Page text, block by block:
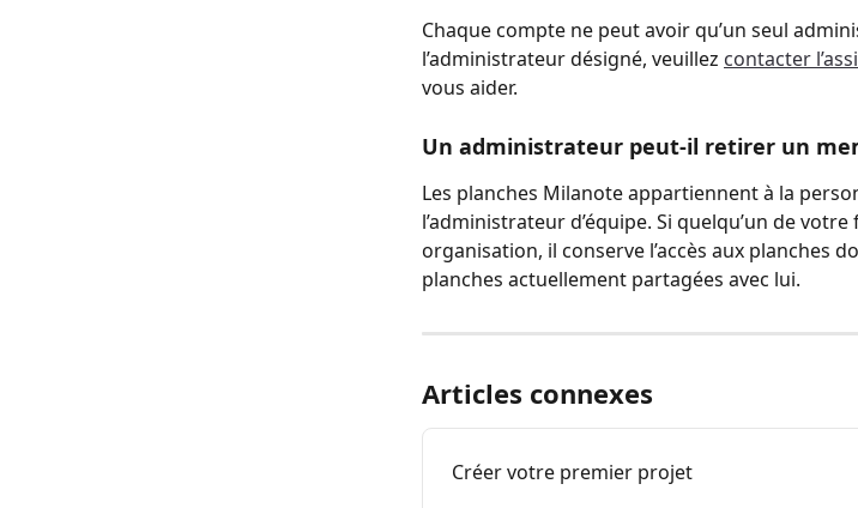
Chaque compte ne peut avoir qu’un seul
l’administrateur désigné, veuillez contacter
vous aider.
Un administrateur peut-il retirer un
Les planches Milanote appartiennent à la
l’administrateur d’équipe. Si quelqu’un de
organisation, il conserve l’accès aux planches
planches actuellement partagées avec lui.
Articles connexes
Créer votre premier projet